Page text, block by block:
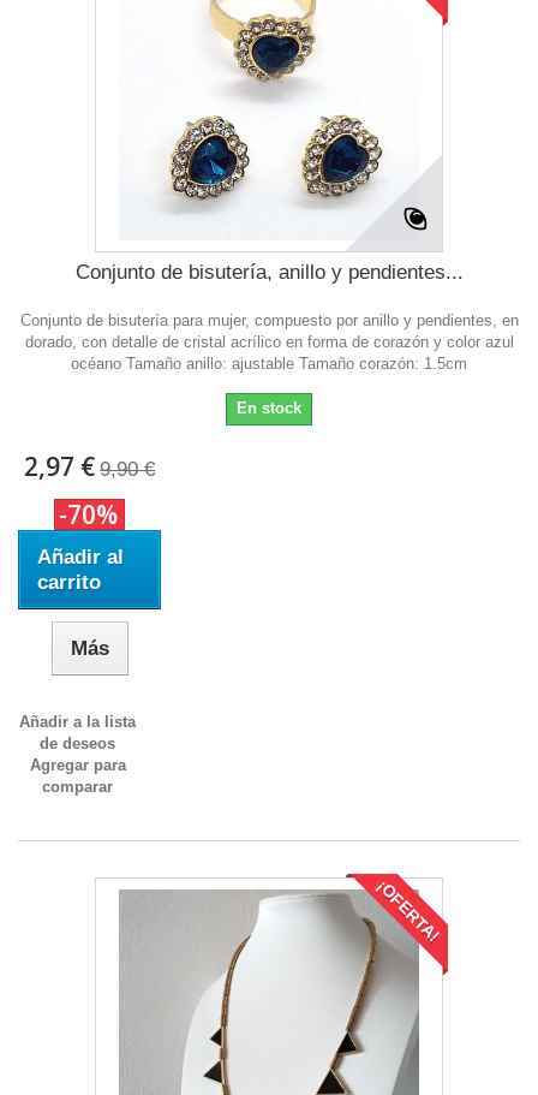
Conjunto de bisutería, anillo y pendientes...
Conjunto de bisutería para mujer, compuesto por anillo y pendientes, en
dorado, con detalle de cristal acrílico en forma de corazón y color azul
océano Tamaño anillo: ajustable Tamaño corazón: 1.5cm
En stock
2,97 € 9,90 €
-70%
Añadir al
carrito
Más
Añadir a la lista
de deseos
Agregar para
comparar
¡OFERTA!